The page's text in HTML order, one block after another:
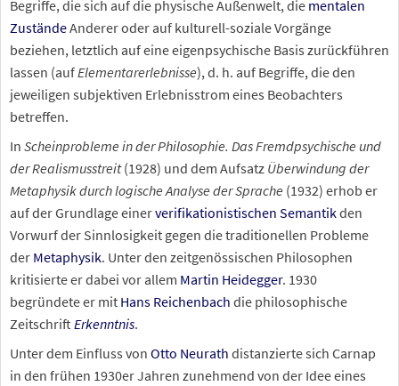
Begriffe, die sich auf die physische Außenwelt, die mentalen
ZuständeAnderer oder auf kulturell-soziale Vorgänge
beziehen, letztlich auf eine eigenpsychische Basis zurückführen
lassen (aufElementarerlebnisse), d. h. auf Begriffe, die den
jeweiligen subjektiven Erlebnisstrom eines Beobachters
betreffen.
In Scheinprobleme in der Philosophie. Das Fremdpsychische und
der Realismusstreit(1928) und dem Aufsatz Überwindung der
Metaphysik durch logische Analyse der Sprache (1932) erhob er
auf der Grundlage einerverifikationistischen Semantikden
Vorwurf der Sinnlosigkeit gegen die traditionellen Probleme
der Metaphysik. Unter den zeitgenössischen Philosophen
kritisierte er dabei vor allem Martin Heidegger. 1930
begründete er mit Hans Reichenbach die philosophische
ZeitschriftErkenntnis.
Unter dem Einfluss von Otto Neurath distanzierte sich Carnap
in den frühen 1930er Jahren zunehmend von der Idee eines